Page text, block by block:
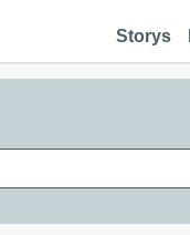
Storys